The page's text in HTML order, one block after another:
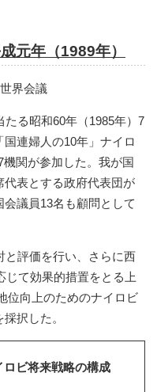
元年（1989年）
界会議
たる昭和60年（1985年）7
連婦人の10年」ナイロ
関が参加した。我が国
表とする政府代表団が
議員13名も顧問として
と評価を行い、さらに西
じて効果的措置をとる上
位向上のためのナイロビ
択した。
ビ将来戦略の構成